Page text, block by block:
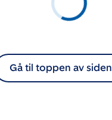
Gå til toppen av siden